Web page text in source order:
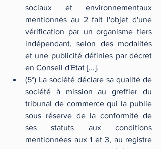
sociaux et environnementaux
mentionnés au 2 fait l'objet d'une
vérification par un organisme tiers
indépendant, selon des modalités
et une publicité définies par décret
en Conseil d'Etat [...].
(5°) La société déclare sa qualité de
société à mission au greffier du
tribunal de commerce qui la publie
sous réserve de la conformité de
ses statuts aux conditions
mentionnées aux 1 et 3, au registre